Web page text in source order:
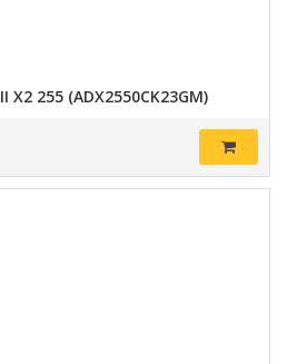
X2 255 (ADX2550CK23GM)